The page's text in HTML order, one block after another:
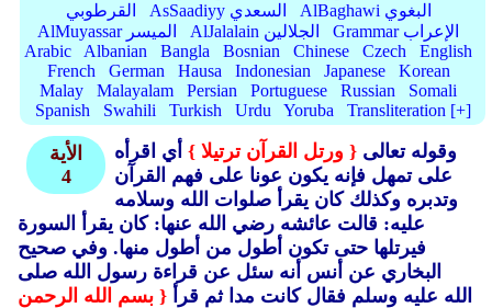
القرطوبي
AsSaadiyy السعدي
AlBaghawi البغوي
AlMuyassar الميسر
AlJalalain الجلالين
Grammar الإعراب
Arabic
Albanian Bangla Bosnian Chinese Czech
English
French
German Hausa Indonesian Japanese
Korean
Malay
Malayalam Persian Portuguese Russian
Somali
Spanish
Swahili Turkish Urdu Yoruba Transliteration [+]
الأية
4
وقوله تعالى { ورتل القرآن ترتيلا } أي اقرأه
على تمهل فإنه يكون عونا على فهم القرآن
وتدبره وكذلك كان يقرأ صلوات الله وسلامه
عليه: قالت عائشه رضي الله عنها: كان يقرأ السورة
فيرتلها حتى تكون أطول من أطول منها. وفي صحيح
البخاري عن أنس أنه سئل عن قراءة رسول الله صلى
الله عليه وسلم فقال كانت مدا ثم قرأ { بسم الله الرحمن